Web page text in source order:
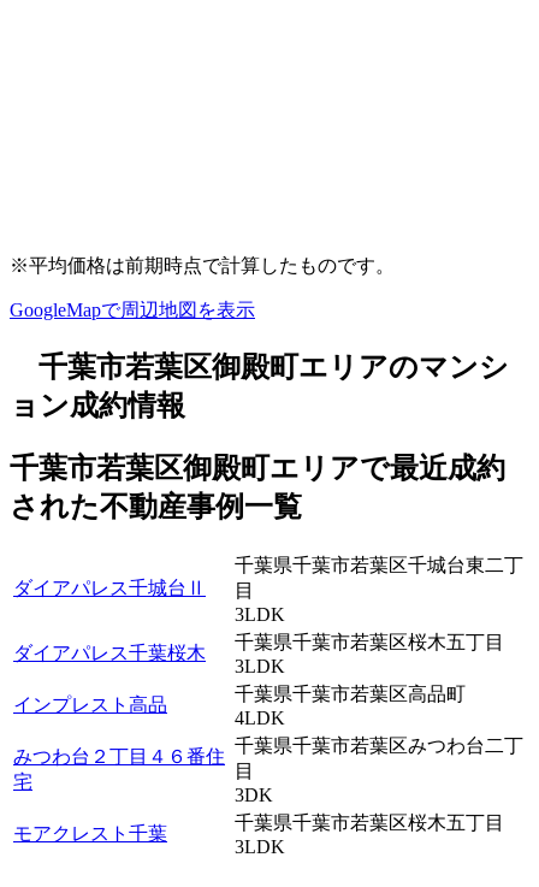
※平均価格は前期時点で計算したものです。
GoogleMapで周辺地図を表示
千葉市若葉区御殿町エリアのマンシ
ョン成約情報
千葉市若葉区御殿町エリアで最近成約
された不動産事例一覧
ダイアパレス千城台Ⅱ
千葉県千葉市若葉区千城台東二丁
目
3LDK
ダイアパレス千葉桜木
千葉県千葉市若葉区桜木五丁目
3LDK
インプレスト高品
千葉県千葉市若葉区高品町
4LDK
みつわ台２丁目４６番住
宅
千葉県千葉市若葉区みつわ台二丁
目
3DK
モアクレスト千葉
千葉県千葉市若葉区桜木五丁目
3LDK